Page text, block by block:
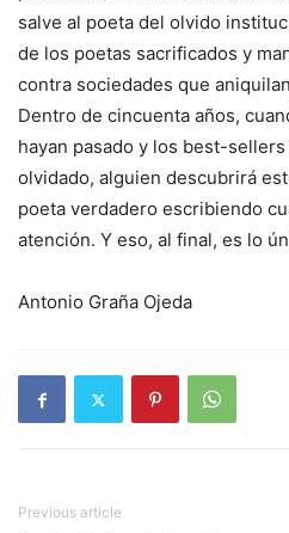
salve al poeta del olvido
de los poetas sacrificados y
contra sociedades que
Dentro de cincuenta años,
hayan pasado y los best-
olvidado, alguien descubrirá
poeta verdadero escribiendo
atención. Y eso, al final, es lo
Antonio Graña Ojeda
Previous article